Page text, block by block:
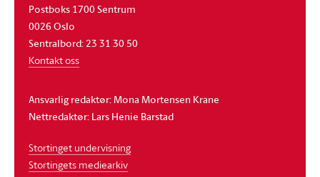
Postboks 1700 Sentrum
0026 Oslo
Sentralbord: 23 31 30 50
Kontakt oss
Ansvarlig redaktør: Mona Mortensen Krane
Nettredaktør: Lars Henie Barstad
Stortinget undervisning
Stortingets mediearkiv